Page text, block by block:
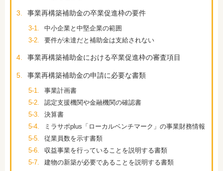
3. 事業再構築補助金の卒業促進枠の要件
3-1.
中小企業と中堅企業の範囲
3-2.
要件が未達だと補助金は支給されない
4. 事業再構築補助金における卒業促進枠の審査項目
5. 事業再構築補助金の申請に必要な書類
5-1.
事業計画書
5-2.
認定支援機関や金融機関の確認書
5-3.
決算書
5-4.
ミラサポplus「ローカルベンチマーク」の事業財務情報
5-5.
従業員数を示す書類
5-6.
収益事業を行っていることを説明する書類
5-7.
建物の新築が必要であることを説明する書類